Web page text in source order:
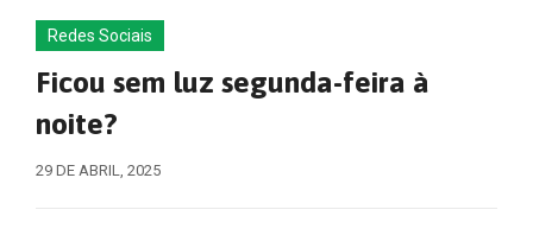
Redes Sociais
Ficou sem luz segunda-feira à
noite?
29 DE ABRIL, 2025